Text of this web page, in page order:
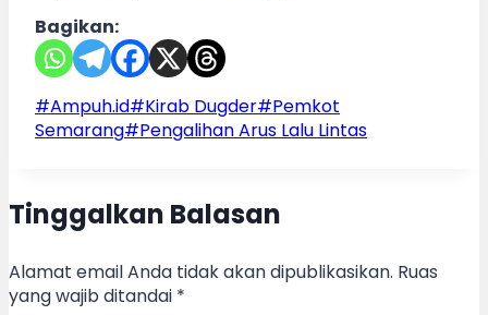
Bagikan:
Post
Tags:
#Ampuh.id#Kirab Dugder#Pemkot
Semarang#Pengalihan Arus Lalu Lintas
Tinggalkan Balasan
Alamat email Anda tidak akan dipublikasikan. Ruas
yang wajib ditandai *